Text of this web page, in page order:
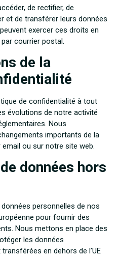
de rectifier, de
et de transférer leurs données
exercer ces droits en
courrier postal.
de la
de confidentialité à tout
évolutions de notre activité
Nous
importants de la
ou sur notre site web.
données hors
personnelles de nos
pour fournir des
Nous mettons en place des
les données
en dehors de l’UE